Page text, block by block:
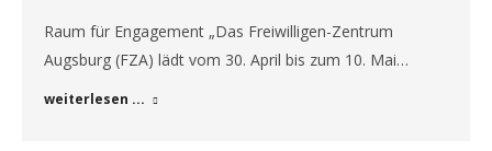
Raum für Engagement „Das Freiwilligen-Zentrum
Augsburg (FZA) lädt vom 30. April bis zum 10. Mai…
weiterlesen ...